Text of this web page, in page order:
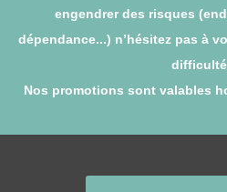
engendrer des risques
dépendance...) n’hésitez pas à
Nos promotions sont valables